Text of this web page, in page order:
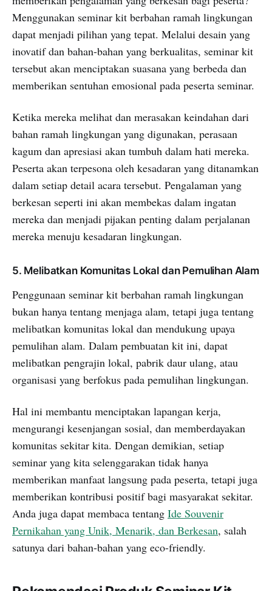
Menggunakan seminar kit berbahan ramah lingkungan
dapat menjadi pilihan yang tepat. Melalui desain yang
inovatif dan bahan-bahan yang berkualitas, seminar kit
tersebut akan menciptakan suasana yang berbeda dan
memberikan sentuhan emosional pada peserta seminar.
Ketika mereka melihat dan merasakan keindahan dari
bahan ramah lingkungan yang digunakan, perasaan
kagum dan apresiasi akan tumbuh dalam hati mereka.
Peserta akan terpesona oleh kesadaran yang ditanamkan
dalam setiap detail acara tersebut. Pengalaman yang
berkesan seperti ini akan membekas dalam ingatan
mereka dan menjadi pijakan penting dalam perjalanan
mereka menuju kesadaran lingkungan.
5. Melibatkan Komunitas Lokal dan Pemulihan Alam
Penggunaan seminar kit berbahan ramah lingkungan
bukan hanya tentang menjaga alam, tetapi juga tentang
melibatkan komunitas lokal dan mendukung upaya
pemulihan alam. Dalam pembuatan kit ini, dapat
melibatkan pengrajin lokal, pabrik daur ulang, atau
organisasi yang berfokus pada pemulihan lingkungan.
Hal ini membantu menciptakan lapangan kerja,
mengurangi kesenjangan sosial, dan memberdayakan
komunitas sekitar kita. Dengan demikian, setiap
seminar yang kita selenggarakan tidak hanya
memberikan manfaat langsung pada peserta, tetapi juga
memberikan kontribusi positif bagi masyarakat sekitar.
Anda juga dapat membaca tentang Ide Souvenir
Pernikahan yang Unik, Menarik, dan Berkesan, salah
satunya dari bahan-bahan yang eco-friendly.